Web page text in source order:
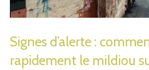
Signes d’alerte :
rapidement le mildiou